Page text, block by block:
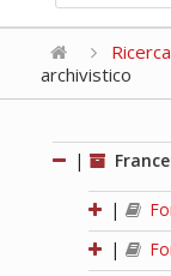
archivistico
|
|
|